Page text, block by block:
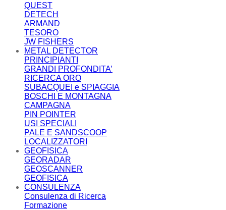
QUEST
DETECH
ARMAND
TESORO
JW FISHERS
METAL DETECTOR
PRINCIPIANTI
GRANDI PROFONDITA’
RICERCA ORO
SUBACQUEI e SPIAGGIA
BOSCHI E MONTAGNA
CAMPAGNA
PIN POINTER
USI SPECIALI
PALE E SANDSCOOP
LOCALIZZATORI
GEOFISICA
GEORADAR
GEOSCANNER
GEOFISICA
CONSULENZA
Consulenza di Ricerca
Formazione